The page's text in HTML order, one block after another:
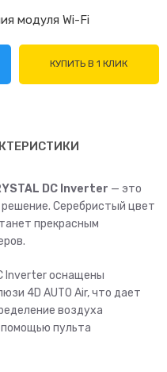
модуля Wi-Fi
КУПИТЬ В 1 КЛИК
DC Inverter — это
Серебристый цвет
прекрасным
Inverter оснащены
4D AUTO Air, что дает
воздуха
пульта